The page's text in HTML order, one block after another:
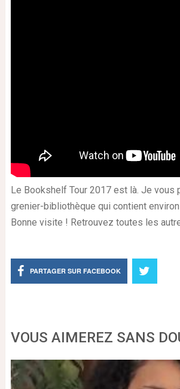
Le Bookshelf Tour 2017 est là. Je vous
grenier-bibliothèque qui contient
Bonne visite ! Retrouvez toutes les
PARTAGER SUR FACEBOOK
VOUS AIMEREZ SANS